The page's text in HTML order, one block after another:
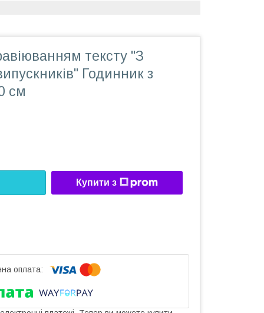
тексту "З
Годинник з
см
Купити з